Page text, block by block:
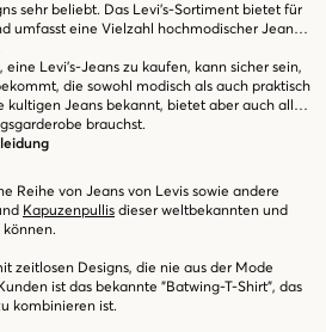
sehr beliebt. Das Levi's-Sortiment bietet für
umfasst eine Vielzahl hochmodischer Jeans
Levi's-Jeans zu kaufen, kann sicher sein,
die sowohl modisch als auch praktisch
kultigen Jeans bekannt, bietet aber auch alles
brauchst.
Reihe von Jeans von Levis sowie andere
Kapuzenpullis dieser weltbekannten und
zeitlosen Designs, die nie aus der Mode
ist das bekannte "Batwing-T-Shirt", das
kombinieren ist.